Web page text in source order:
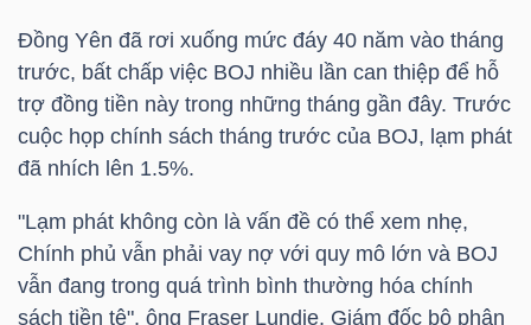
Đồng Yên đã rơi xuống mức đáy 40 năm vào tháng
trước, bất chấp việc BOJ nhiều lần can thiệp để hỗ
trợ đồng tiền này trong những tháng gần đây. Trước
cuộc họp chính sách tháng trước của BOJ, lạm phát
đã nhích lên 1.5%.
"Lạm phát không còn là vấn đề có thể xem nhẹ,
Chính phủ vẫn phải vay nợ với quy mô lớn và BOJ
vẫn đang trong quá trình bình thường hóa chính
sách tiền tệ", ông Fraser Lundie, Giám đốc bộ phận
NGHIỆP
DÙNG
KHÔNG
THIẾT